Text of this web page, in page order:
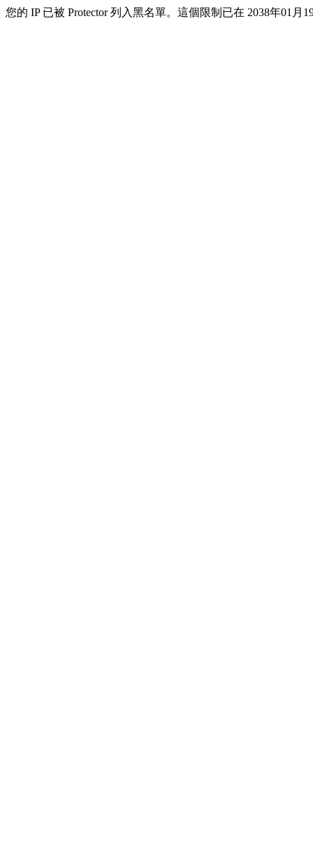
您的 IP 已被 Protector 列入黑名單。這個限制已在 2038年01月